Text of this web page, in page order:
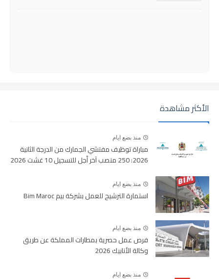
الأكثر مشاهدة
منذ بضع ايام
مباراة توظيف مفتشي الجمارك من الدرجة الثانية
2026: 250 منصب آخر أجل للتسجيل 10 غشت 2026
منذ بضع ايام
استمارة الترشيح للعمل بشركة بيم Bim Maroc
منذ بضع ايام
فرص عمل حصرية بمطارات المملكة عن طريق
وكالة الأنابيك 2026
منذ بضع ايام